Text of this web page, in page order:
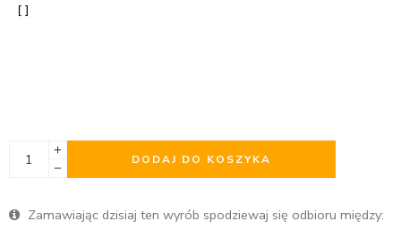
DODAJ DO KOSZYKA
Zamawiając dzisiaj ten wyrób spodziewaj się odbioru między: